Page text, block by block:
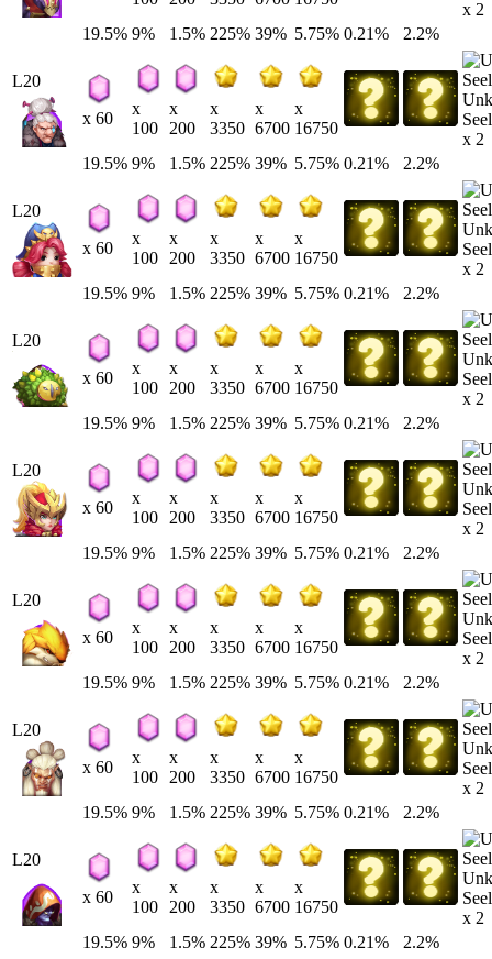
x 2
19.5% 9% 1.5% 225% 39% 5.75% 0.21% 2.2%
L20
x 60
x
100
x
200
x
3350
x
6700
x
16750
x 2
19.5% 9% 1.5% 225% 39% 5.75% 0.21% 2.2%
L20
x 60
x
100
x
200
x
3350
x
6700
x
16750
x 2
19.5% 9% 1.5% 225% 39% 5.75% 0.21% 2.2%
L20
x 60
x
100
x
200
x
3350
x
6700
x
16750
x 2
19.5% 9% 1.5% 225% 39% 5.75% 0.21% 2.2%
L20
x 60
x
100
x
200
x
3350
x
6700
x
16750
x 2
19.5% 9% 1.5% 225% 39% 5.75% 0.21% 2.2%
L20
x 60
x
100
x
200
x
3350
x
6700
x
16750
x 2
19.5% 9% 1.5% 225% 39% 5.75% 0.21% 2.2%
L20
x 60
x
100
x
200
x
3350
x
6700
x
16750
x 2
19.5% 9% 1.5% 225% 39% 5.75% 0.21% 2.2%
L20
x 60
x
100
x
200
x
3350
x
6700
x
16750
x 2
19.5% 9% 1.5% 225% 39% 5.75% 0.21% 2.2%